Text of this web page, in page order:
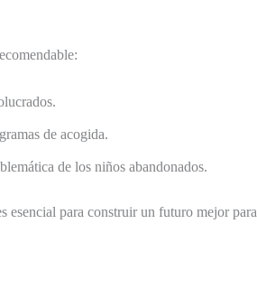
de acogida.
de los niños abandonados.
esencial para construir un futuro mejor para